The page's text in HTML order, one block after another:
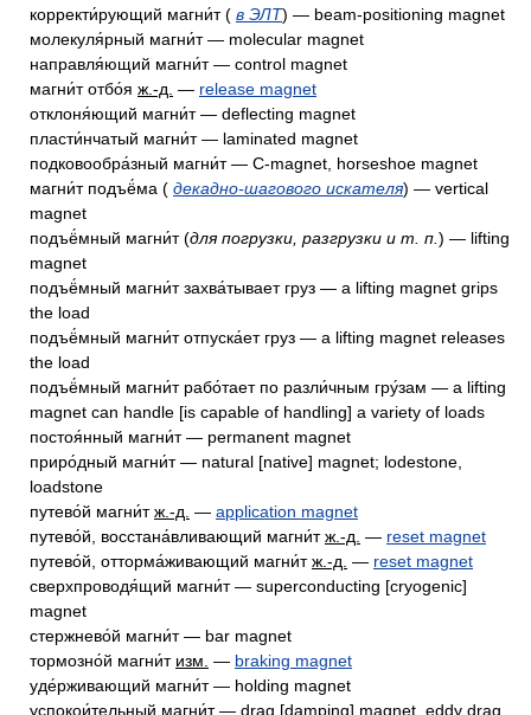
корректи́рующий магни́т ( в ЭЛТ) — beam-positioning magnet
молекуля́рный магни́т — molecular magnet
направля́ющий магни́т — control magnet
магни́т отбо́я ж.-д. — release magnet
отклоня́ющий магни́т — deflecting magnet
пласти́нчатый магни́т — laminated magnet
подковообра́зный магни́т — C-magnet, horseshoe magnet
магни́т подъё́ма ( декадно-шагового искателя) — vertical
magnet
подъё́мный магни́т (для погрузки, разгрузки и т. п. ) — lifting
magnet
подъё́мный магни́т захва́тывает груз — a lifting magnet grips
the load
подъё́мный магни́т отпуска́ет груз — a lifting magnet releases
the load
подъё́мный магни́т рабо́тает по разли́чным гру́зам — a lifting
magnet can handle [is capable of handling] a variety of loads
постоя́нный магни́т — permanent magnet
приро́дный магни́т — natural [native] magnet; lodestone,
loadstone
путево́й магни́тж.-д. — application magnet
путево́й, восстана́вливающий магни́тж.-д. — reset magnet
путево́й, отторма́живающий магни́тж.-д. — reset magnet
сверхпроводя́щий магни́т — superconducting [cryogenic]
magnet
стержнево́й магни́т — bar magnet
тормозно́й магни́т изм. — braking magnet
уде́рживающий магни́т — holding magnet
успокои́тельный магни́т — drag [damping] magnet, eddy drag